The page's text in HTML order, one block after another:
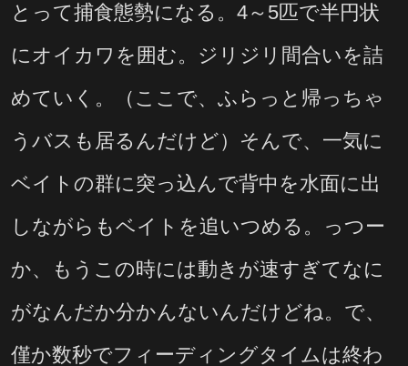
とって捕食態勢になる。4～5匹で半円状
にオイカワを囲む。ジリジリ間合いを詰
めていく。（ここで、ふらっと帰っちゃ
うバスも居るんだけど）そんで、一気に
ベイトの群に突っ込んで背中を水面に出
しながらもベイトを追いつめる。っつー
か、もうこの時には動きが速すぎてなに
がなんだか分かんないんだけどね。で、
僅か数秒でフィーディングタイムは終わ